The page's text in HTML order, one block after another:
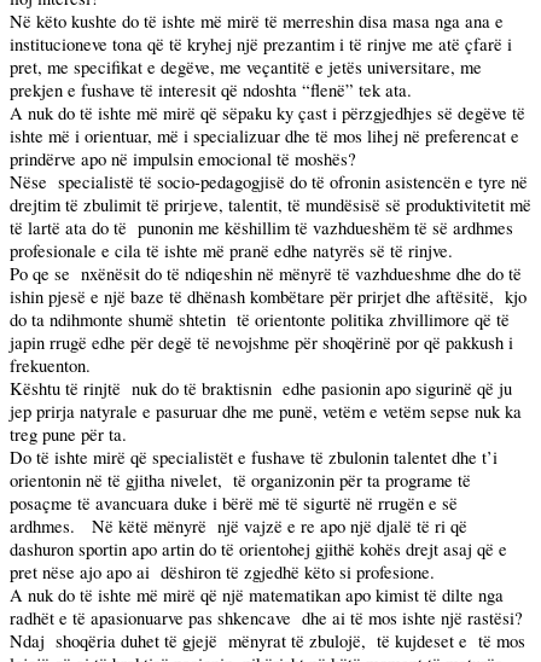
Në këto kushte do të ishte më mirë të merreshin disa masa nga ana e
institucioneve tona që të kryhej një prezantim i të rinjve me atë çfarë i
pret, me specifikat e degëve, me veçantitë e jetës universitare, me
prekjen e fushave të interesit që ndoshta “flenë” tek ata.
A nuk do të ishte më mirë që sëpaku ky çast i përzgjedhjes së degëve të
ishte më i orientuar, më i specializuar dhe të mos lihej në preferencat e
prindërve apo në impulsin emocional të moshës?
Nëse specialistë të socio-pedagogjisë do të ofronin asistencën e tyre në
drejtim të zbulimit të prirjeve, talentit, të mundësisë së produktivitetit më
të lartë ata do të punonin me këshillim të vazhdueshëm të së ardhmes
profesionale e cila të ishte më pranë edhe natyrës së të rinjve.
Po qe se nxënësit do të ndiqeshin në mënyrë të vazhdueshme dhe do të
ishin pjesë e një baze të dhënash kombëtare për prirjet dhe aftësitë, kjo
do ta ndihmonte shumë shtetin të orientonte politika zhvillimore që të
japin rrugë edhe për degë të nevojshme për shoqërinë por që pakkush i
frekuenton.
Kështu të rinjtë nuk do të braktisnin edhe pasionin apo sigurinë që ju
jep prirja natyrale e pasuruar dhe me punë, vetëm e vetëm sepse nuk ka
treg pune për ta.
Do të ishte mirë që specialistët e fushave të zbulonin talentet dhe t’i
orientonin në të gjitha nivelet, të organizonin për ta programe të
posaçme të avancuara duke i bërë më të sigurtë në rrugën e së
ardhmes.
Në këtë mënyrë një vajzë e re apo një djalë të ri që
dashuron sportin apo artin do të orientohej gjithë kohës drejt asaj që e
pret nëse ajo apo ai dëshiron të zgjedhë këto si profesione.
A nuk do të ishte më mirë që një matematikan apo kimist të dilte nga
radhët e të apasionuarve pas shkencave dhe ai të mos ishte një rastësi?
Ndaj shoqëria duhet të gjejë mënyrat të zbulojë, të kujdeset e të mos